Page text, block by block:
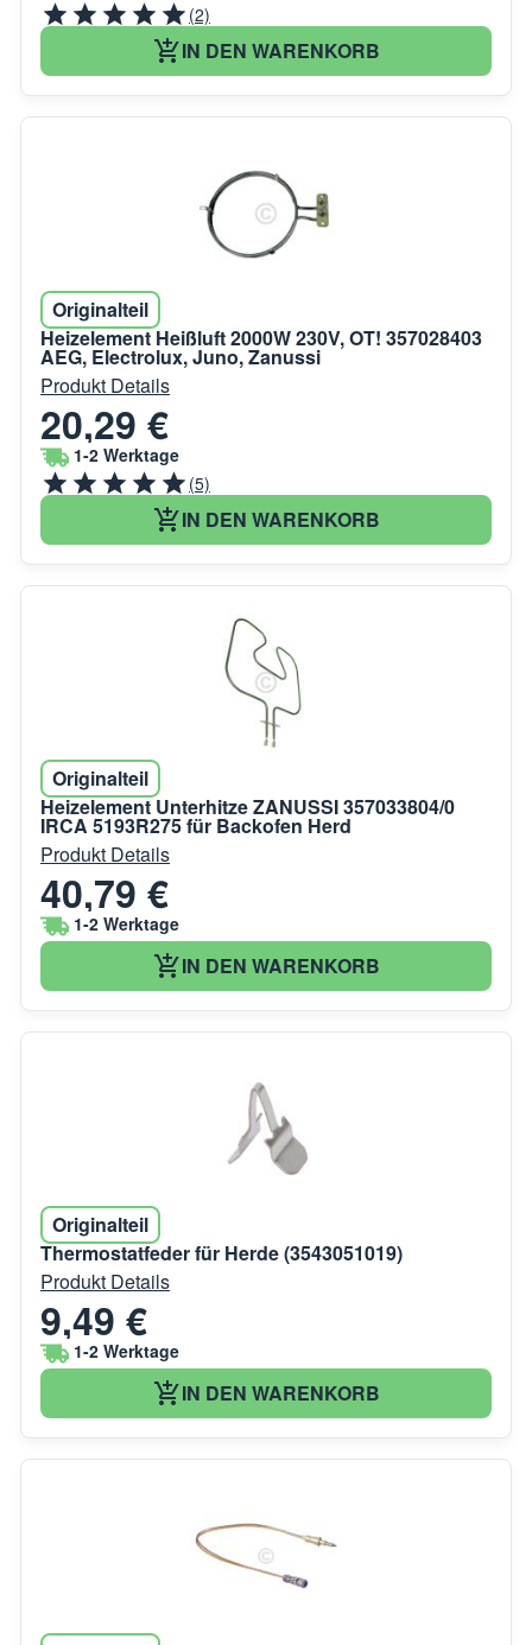
(2)
IN DEN WARENKORB
Originalteil
Heizelement Heißluft 2000W 230V, OT! 357028403
AEG, Electrolux, Juno, Zanussi
Produkt Details
20,29 €
1-2 Werktage
(5)
IN DEN WARENKORB
Originalteil
Heizelement Unterhitze ZANUSSI 357033804/0
IRCA 5193R275 für Backofen Herd
Produkt Details
40,79 €
1-2 Werktage
IN DEN WARENKORB
Originalteil
Thermostatfeder für Herde (3543051019)
Produkt Details
9,49 €
1-2 Werktage
IN DEN WARENKORB